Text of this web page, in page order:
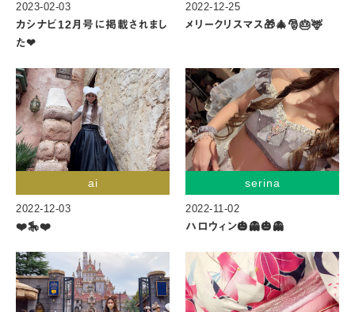
2023-02-03
カシナビ12月号に掲載されまし
た❤︎
2022-12-25
メリークリスマス🎁🎄🎅🎂🦌
ai
2022-12-03
❤️🎠❤️
serina
2022-11-02
ハロウィン🎃👻🎃👻